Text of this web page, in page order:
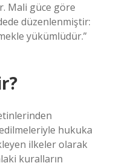
Mali güce göre
düzenlenmiştir:
yükümlüdür.”
hukuka
ilkeler olarak
kuralların